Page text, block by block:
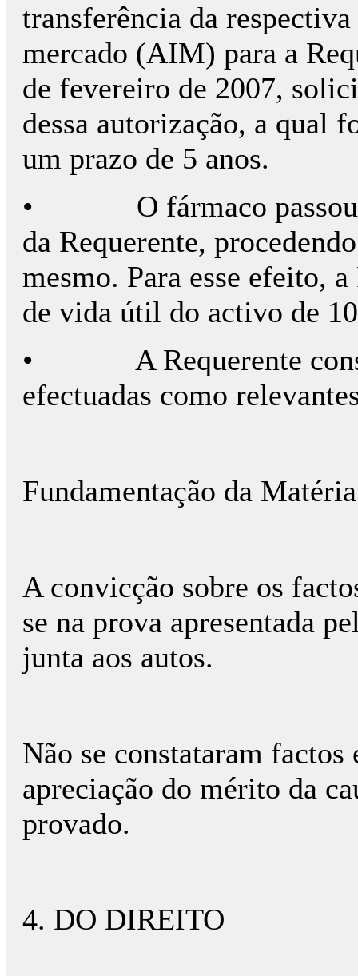
transferência da
mercado (AIM) para a
de fevereiro de 2007,
dessa autorização, a qual
um prazo de 5 anos.
• O fármaco passou a
da Requerente,
mesmo. Para esse efeito,
de vida útil do activo de
• A Requerente
efectuadas como
Fundamentação da
A convicção sobre os
se na prova apresentada
junta aos autos.
Não se constataram
apreciação do mérito da
provado.
4. DO DIREITO